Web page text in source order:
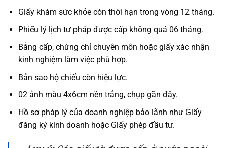
Giấy khám sức khỏe còn thời hạn trong vòng 12 tháng.
Phiếu lý lịch tư pháp được cấp không quá 06 tháng.
Bằng cấp, chứng chỉ chuyên môn hoặc giấy xác nhận
kinh nghiệm làm việc phù hợp.
Bản sao hộ chiếu còn hiệu lực.
02 ảnh màu 4x6cm nền trắng, chụp gần đây.
Hồ sơ pháp lý của doanh nghiệp bảo lãnh như Giấy
đăng ký kinh doanh hoặc Giấy phép đầu tư.